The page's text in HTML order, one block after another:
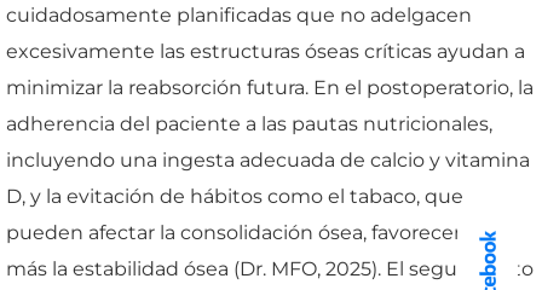
cuidadosamente planificadas que no adelgacen
excesivamente las estructuras óseas críticas ayudan a
minimizar la reabsorción futura. En el postoperatorio, la
adherencia del paciente a las pautas nutricionales,
incluyendo una ingesta adecuada de calcio y vitamina
D, y la evitación de hábitos como el tabaco, que
pueden afectar la consolidación ósea, favorecen aún
más la estabilidad ósea (Dr. MFO, 2025). El seguimiento